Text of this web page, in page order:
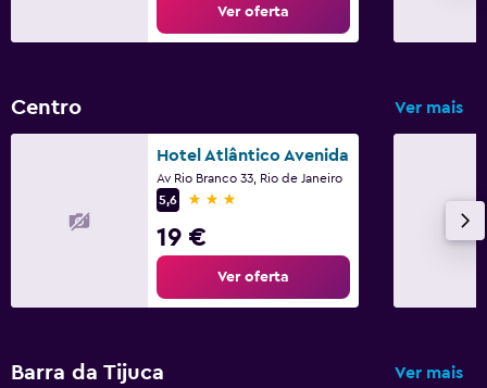
Ver oferta
Centro Ver mais
Hotel Atlântico Avenida
Av Rio Branco 33, Rio de Janeiro
5,6
3 estrelas
19 €
Ver oferta
Barra da Tijuca Ver mais